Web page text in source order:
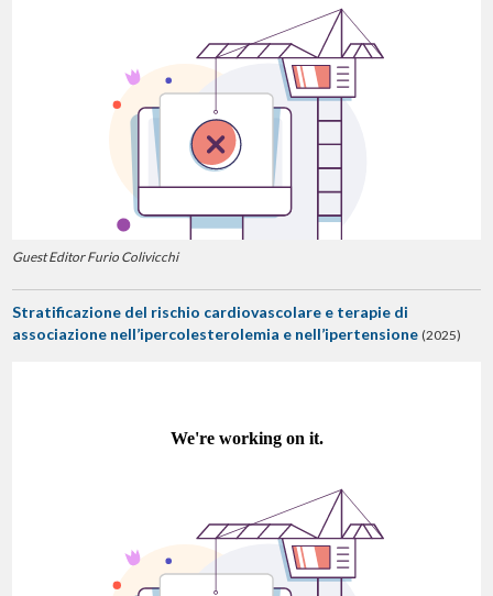
Guest Editor Furio Colivicchi
Stratificazione del rischio cardiovascolare e terapie di
associazione nell’ipercolesterolemia e nell’ipertensione (2025)